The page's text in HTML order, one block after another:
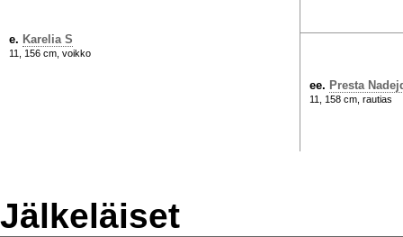
e. Karelia S
11, 156 cm, voikko
ee. Presta
11, 158 cm, rautias
Jälkeläiset